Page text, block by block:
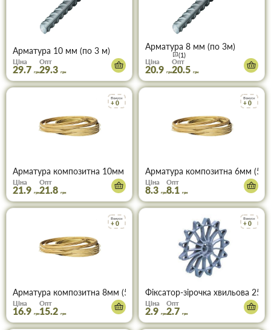
Арматура 10 мм (по 3 м)
Ціна
29.7 грн
Опт
29.3 грн
Арматура 8 мм (по 3м)
(1)
Ціна
20.9 грн
Опт
20.5 грн
Бонуси
+ 0
Арматура композитна 10мм (50м)
Ціна
21.9 грн
Опт
21.8 грн
Бонуси
+ 0
Арматура композитна 6мм
Ціна
8.3 грн
Опт
8.1 грн
Бонуси
+ 0
Арматура композитна 8мм (50м)
Ціна
16.9 грн
Опт
15.2 грн
Бонуси
+ 0
Фіксатор-зірочка хвильова
Ціна
2.9 грн
Опт
2.7 грн